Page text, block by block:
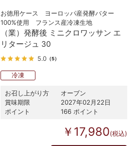
お徳用ケース ヨーロッパ産発酵バター
100%使用 フランス産冷凍生地
（業）発酵後 ミニクロワッサン エ
リタージュ 30
5.0 （5）
冷凍
お召し上がり方
オーブン
賞味期限
2027年02月22日
ポイント
166 ポイント
￥17,980(税込)